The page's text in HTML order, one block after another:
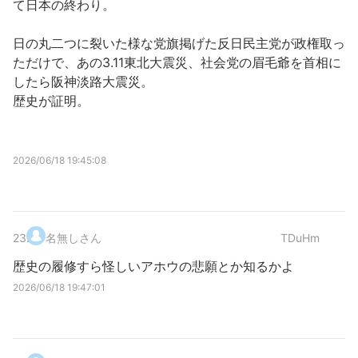
て日本の終わり。
日の丸二つに裂いた様な党旗掲げた反日民主党が政権取っ
ただけで、あの3.11東北大震災、社会党の眉毛爺を首相に
したら阪神淡路大震災。
歴史が証明。
2026/06/18 19:45:08
23. 名無しさん TDuHm
歴史の履修すら怪しいアホウの悲願とか知るかよ
2026/06/18 19:47:01